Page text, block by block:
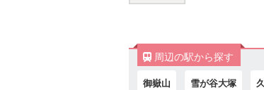
周辺の駅から探す
御嶽山 雪が谷大塚